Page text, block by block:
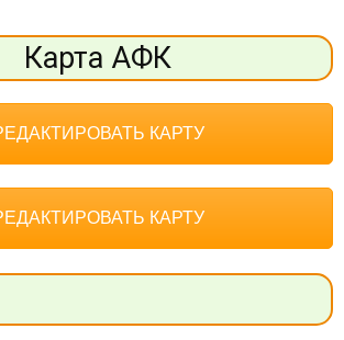
Карта АФК
КАРТУ
КАРТУ